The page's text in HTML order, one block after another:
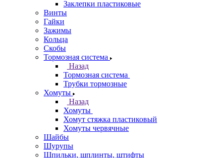
Заклепки пластиковые
Винты
Гайки
Зажимы
Кольца
Скобы
Тормозная система
Назад
Тормозная система
Трубки тормозные
Хомуты
Назад
Хомуты
Хомут стяжка пластиковый
Хомуты червячные
Шайбы
Шурупы
Шпильки, шплинты, штифты